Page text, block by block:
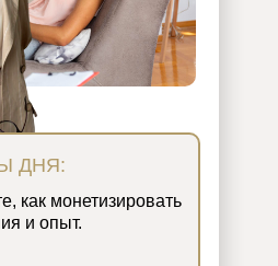
ДНЯ:
как монетизировать
и опыт.